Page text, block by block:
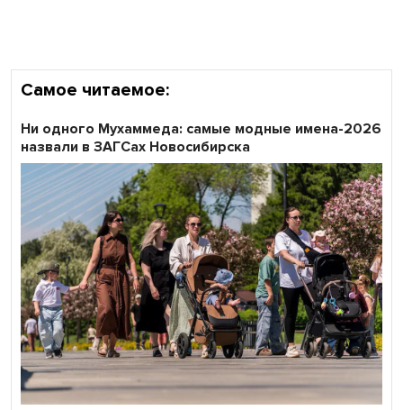
Самое читаемое:
Ни одного Мухаммеда: самые модные имена-2026
назвали в ЗАГСах Новосибирска